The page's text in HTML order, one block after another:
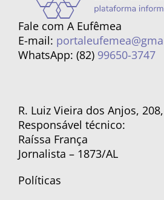
Fale com A Eufêmea
E-mail:
WhatsApp: (82) 99650-3747
R. Luiz Vieira dos Anjos,
Responsável técnico:
Raíssa França
Jornalista – 1873/AL
Políticas